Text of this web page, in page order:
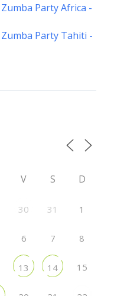
Zumba Party Africa -
Zumba Party Tahiti -
V S D
30 31 1
6 7 8
13 14 15